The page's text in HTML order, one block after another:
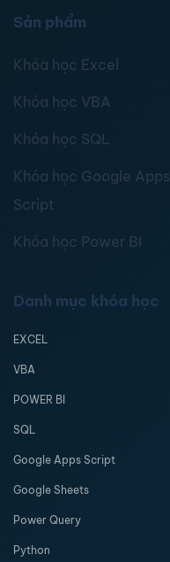
Sản phẩm
Khóa học Excel
Khóa học VBA
Khóa học SQL
Khóa học Google Apps
Script
Khóa học Power BI
Danh mục khóa học
EXCEL
VBA
POWER BI
SQL
Google Apps Script
Google Sheets
Power Query
Python